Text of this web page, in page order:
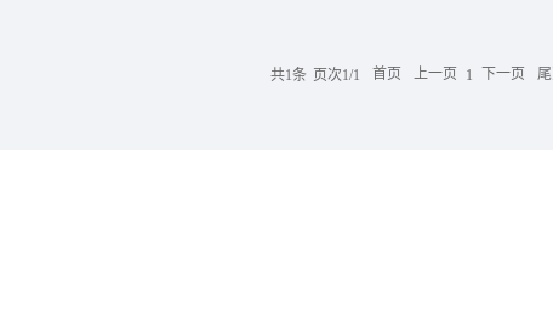
共1条 页次1/1 首页 上一页 1 下一页